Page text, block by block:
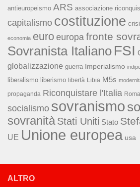
antieuropeismo ARS associazione
capitalismo costituzione crisi
economia euro europa fronte
Sovranista Italiano FSI
globalizzazione guerra Imperialismo
liberalismo liberismo libertà Libia M5s
propaganda Riconquistare l'Italia Roma
socialismo sovranismo
sovranità Stati Uniti Stato
UE Unione europea usa
ALTRO